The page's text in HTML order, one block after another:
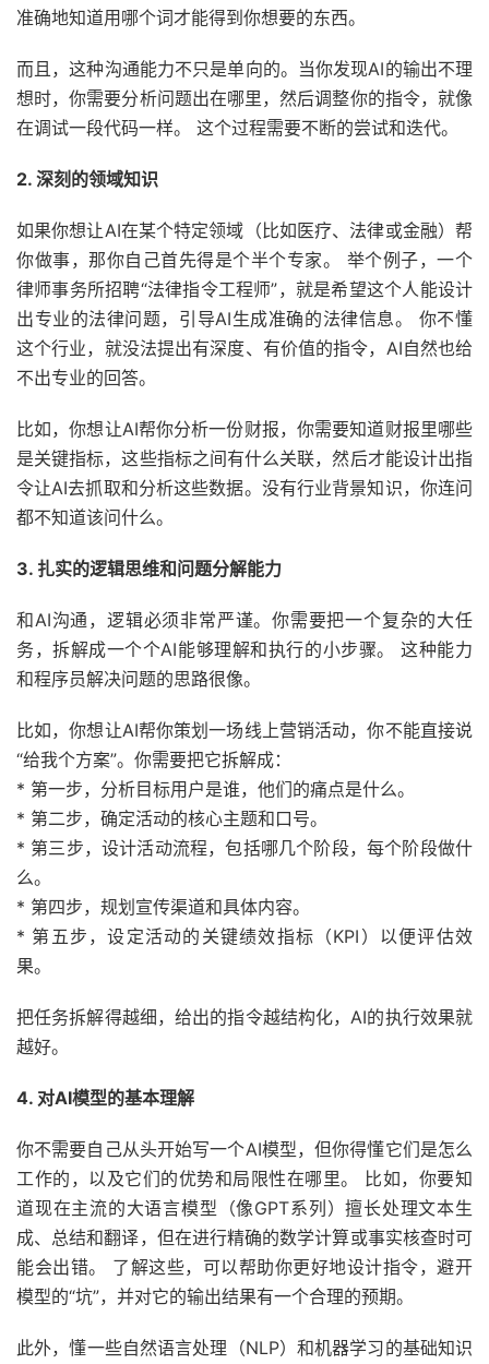
准确地知道用哪个词才能得到你想要的东西。
而且，这种沟通能力不只是单向的。当你发现AI的输出不理
想时，你需要分析问题出在哪里，然后调整你的指令，就像
在调试一段代码一样。 这个过程需要不断的尝试和迭代。
2. 深刻的领域知识
如果你想让AI在某个特定领域（比如医疗、法律或金融）帮
你做事，那你自己首先得是个半个专家。 举个例子，一个
律师事务所招聘“法律指令工程师”，就是希望这个人能设计
出专业的法律问题，引导AI生成准确的法律信息。 你不懂
这个行业，就没法提出有深度、有价值的指令，AI自然也给
不出专业的回答。
比如，你想让AI帮你分析一份财报，你需要知道财报里哪些
是关键指标，这些指标之间有什么关联，然后才能设计出指
令让AI去抓取和分析这些数据。没有行业背景知识，你连问
都不知道该问什么。
3. 扎实的逻辑思维和问题分解能力
和AI沟通，逻辑必须非常严谨。你需要把一个复杂的大任
务，拆解成一个个AI能够理解和执行的小步骤。 这种能力
和程序员解决问题的思路很像。
比如，你想让AI帮你策划一场线上营销活动，你不能直接说
“给我个方案”。你需要把它拆解成：
* 第一步，分析目标用户是谁，他们的痛点是什么。
* 第二步，确定活动的核心主题和口号。
* 第三步，设计活动流程，包括哪几个阶段，每个阶段做什
么。
* 第四步，规划宣传渠道和具体内容。
* 第五步，设定活动的关键绩效指标（KPI）以便评估效
果。
把任务拆解得越细，给出的指令越结构化，AI的执行效果就
越好。
4. 对AI模型的基本理解
你不需要自己从头开始写一个AI模型，但你得懂它们是怎么
工作的，以及它们的优势和局限性在哪里。 比如，你要知
道现在主流的大语言模型（像GPT系列）擅长处理文本生
成、总结和翻译，但在进行精确的数学计算或事实核查时可
能会出错。 了解这些，可以帮助你更好地设计指令，避开
模型的“坑”，并对它的输出结果有一个合理的预期。
此外，懂一些自然语言处理（NLP）和机器学习的基础知识